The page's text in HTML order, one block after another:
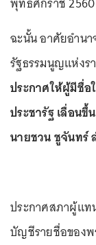
ฉะนั้น อาศัยอำน
รัฐธรรมนูญแห่ง
ประกาศให้ผู้มีชื่
ประชารัฐ เลื่อน
นายชวน ชูจันทร์
ประกาศสภาผู้แท
บัญชีรายชื่อของพ